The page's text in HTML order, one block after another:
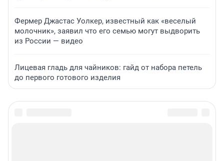
Фермер Джастас Уолкер, известный как «веселый
молочник», заявил что его семью могут выдворить
из России — видео
Лицевая гладь для чайников: гайд от набора петель
до первого готового изделия